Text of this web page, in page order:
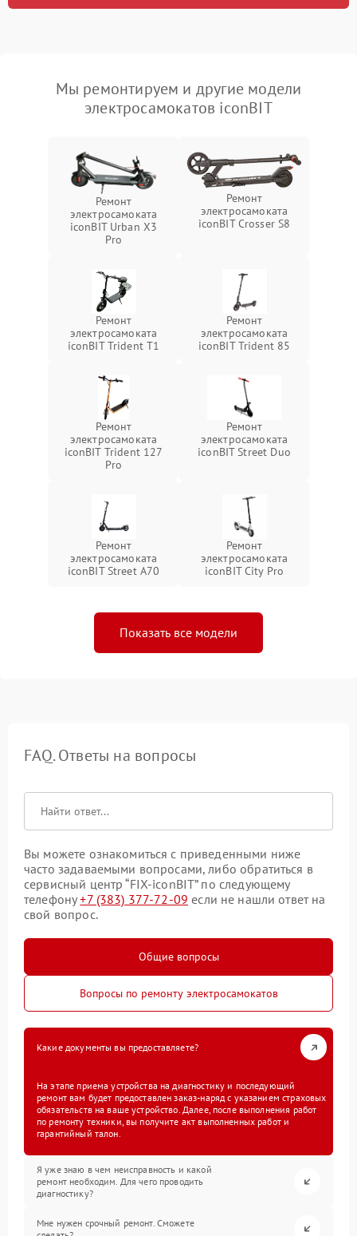
Мы ремонтируем и другие модели
электросамокатов iconBIT
Ремонт
электросамоката
iconBIT Urban X3
Pro
Ремонт
электросамоката
iconBIT Crosser S8
Ремонт
электросамоката
iconBIT Trident T1
Ремонт
электросамоката
iconBIT Trident 85
Ремонт
электросамоката
iconBIT Trident 127
Pro
Ремонт
электросамоката
iconBIT Street Duo
Ремонт
электросамоката
iconBIT Street A70
Ремонт
электросамоката
iconBIT City Pro
Показать все модели
FAQ. Ответы на вопросы
Вы можете ознакомиться с приведенными ниже
часто задаваемыми вопросами, либо обратиться в
сервисный центр “FIX-iconBIT” по следующему
телефону+7 (383) 377-72-09 если не нашли ответ на
свой вопрос.
Общие вопросы
Вопросы по ремонту электросамокатов
Какие документы вы предоставляете?
На этапе приема устройства на диагностику и последующий
ремонт вам будет предоставлен заказ-наряд с указанием страховых
обязательств на ваше устройство. Далее, после выполнения работ
по ремонту техники, вы получите акт выполненных работ и
гарантийный талон.
Я уже знаю в чем неисправность и какой
ремонт необходим. Для чего проводить
диагностику?
Мне нужен срочный ремонт. Сможете